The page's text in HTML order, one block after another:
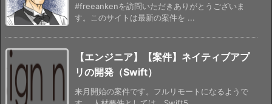
#freeankenを訪問いただきありがとうございま
す。このサイトは最新の案件を ...
【エンジニア】【案件】ネイティブアプ
リの開発（Swift）
来月開始の案件です。フルリモートになるようで